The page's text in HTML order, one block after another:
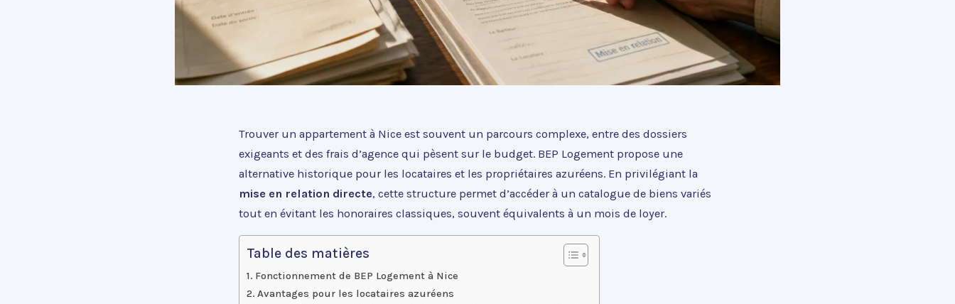
Trouver un appartement à Nice est souvent un parcours complexe, entre des dossiers
exigeants et des frais d’agence qui pèsent sur le budget. BEP Logement propose une
alternative historique pour les locataires et les propriétaires azuréens. En privilégiant la
mise en relation directe, cette structure permet d’accéder à un catalogue de biens variés
tout en évitant les honoraires classiques, souvent équivalents à un mois de loyer.
Table des matières
Fonctionnement de BEP Logement à Nice
Avantages pour les locataires azuréens